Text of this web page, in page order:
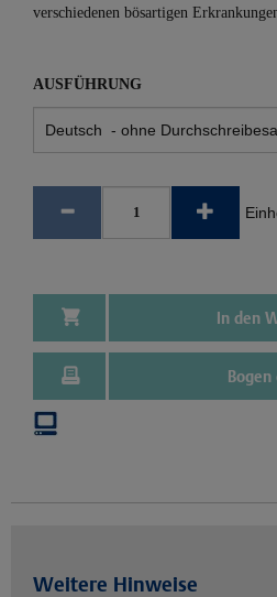
verschiedenen bösartigen
AUSFÜHRUNG
In den
Weitere Hinweise